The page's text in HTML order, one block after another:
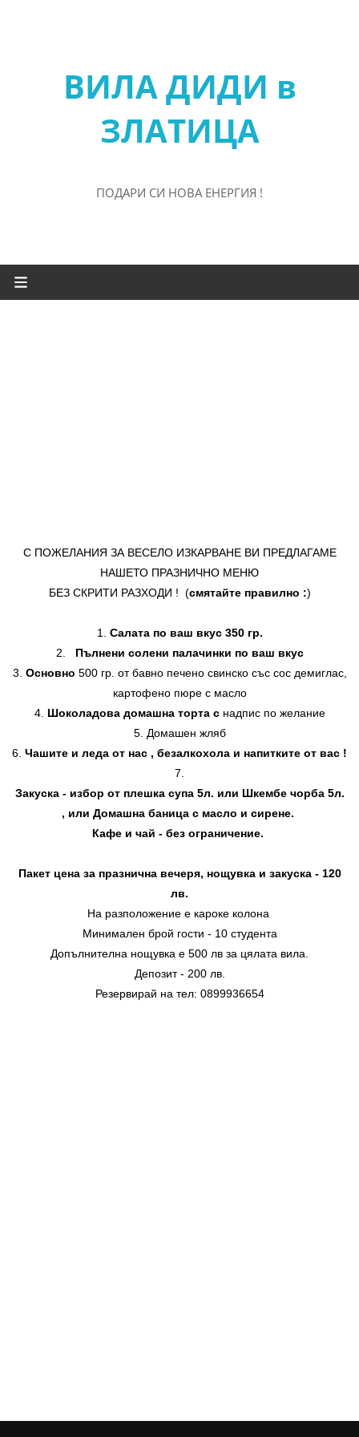
ВИЛА ДИДИ в
ЗЛАТИЦА
ПОДАРИ СИ НОВА ЕНЕРГИЯ !
С ПОЖЕЛАНИЯ ЗА ВЕСЕЛО ИЗКАРВАНЕ ВИ ПРЕДЛАГАМЕ
НАШЕТО ПРАЗНИЧНО МЕНЮ
БЕЗ СКРИТИ РАЗХОДИ ! (смятайте правилно :)
Салата по ваш вкус 350 гр.
Пълнени солени палачинки по ваш вкус
Основно 500 гр. от бавно печено свинско със сос демиглас,
картофено пюре с масло
Шоколадова домашна торта с надпис по желание
Домашен жляб
Чашите и леда от нас , безалкохола и напитките от вас !
Закуска - избор от плешка супа 5л. или Шкембе чорба 5л.
, или Домашна баница с масло и сирене.
Кафе и чай - без ограничение.
Пакет цена за празнична вечеря, нощувка и закуска - 120
лв.
На разположение е кароке колона
Минимален брой гости - 10 студента
Допълнителна нощувка е 500 лв за цялата вила.
Депозит - 200 лв.
Резервирай на тел: 0899936654